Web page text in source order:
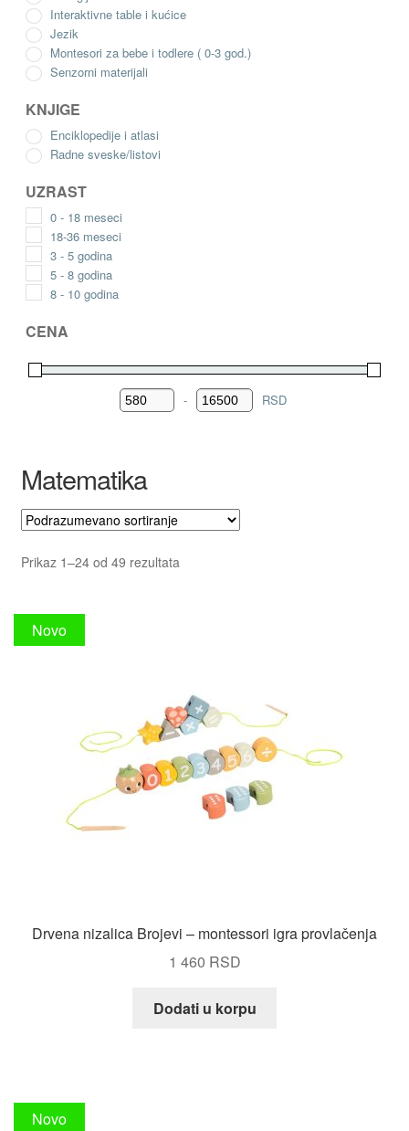
Biologija
Montesori nameštaj
KNJIŽARA
IGRAČKE
PROIZVODI
AKCIJA!
Matematika
Prikaz 1–24 od 49 rezultata
Novo
Drvena nizalica Brojevi – montessori igra provlačenja
1 460 RSD
Dodati u korpu
Novo
Interaktivne table i kućice
Jezik
Montesori za bebe i todlere ( 0-3 god.)
Senzorni materijali
KNJIGE
Enciklopedije i atlasi
Radne sveske/listovi
UZRAST
0 - 18 meseci
18-36 meseci
3 - 5 godina
5 - 8 godina
8 - 10 godina
CENA
Minimum Price
-
Maximum Price
RSD